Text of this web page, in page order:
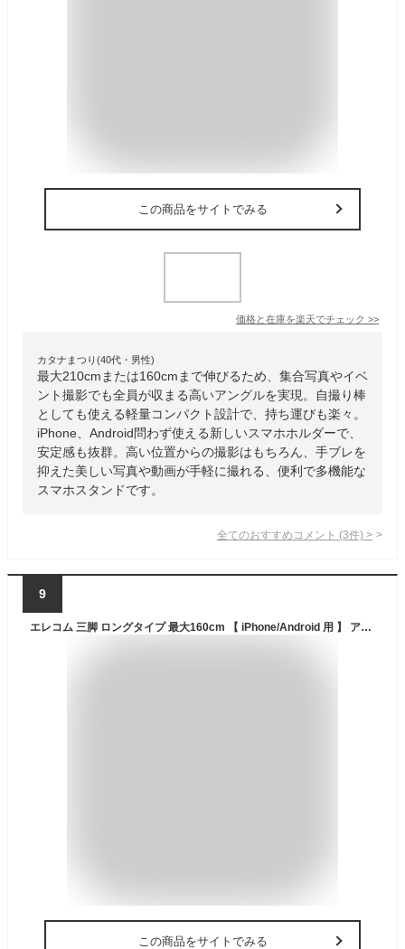
この商品をサイトでみる
価格と在庫を楽天でチェック >>
カタナまつり(40代・男性)
最大210cmまたは160cmまで伸びるため、集合写真やイベ
ント撮影でも全員が収まる高いアングルを実現。自撮り棒
としても使える軽量コンパクト設計で、持ち運びも楽々。
iPhone、Android問わず使える新しいスマホホルダーで、
安定感も抜群。高い位置からの撮影はもちろん、手ブレを
抑えた美しい写真や動画が手軽に撮れる、便利で多機能な
スマホスタンドです。
全てのおすすめコメント (3件) >
9
エレコム 三脚 ロングタイプ 最大160cm 【 iPhone/Android 用 】 アクセサリーシュー付 ブラック P-STSRSLBK
この商品をサイトでみる